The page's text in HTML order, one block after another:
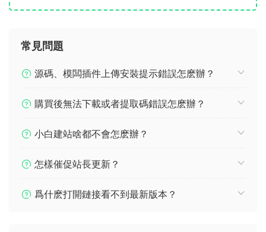
常見問題
源碼、模闆插件上傳安裝提示錯誤怎麽辦？
購買後無法下載或者提取碼錯誤怎麽辦？
小白建站啥都不會怎麽辦？
怎樣催促站長更新？
爲什麽打開鏈接看不到最新版本？